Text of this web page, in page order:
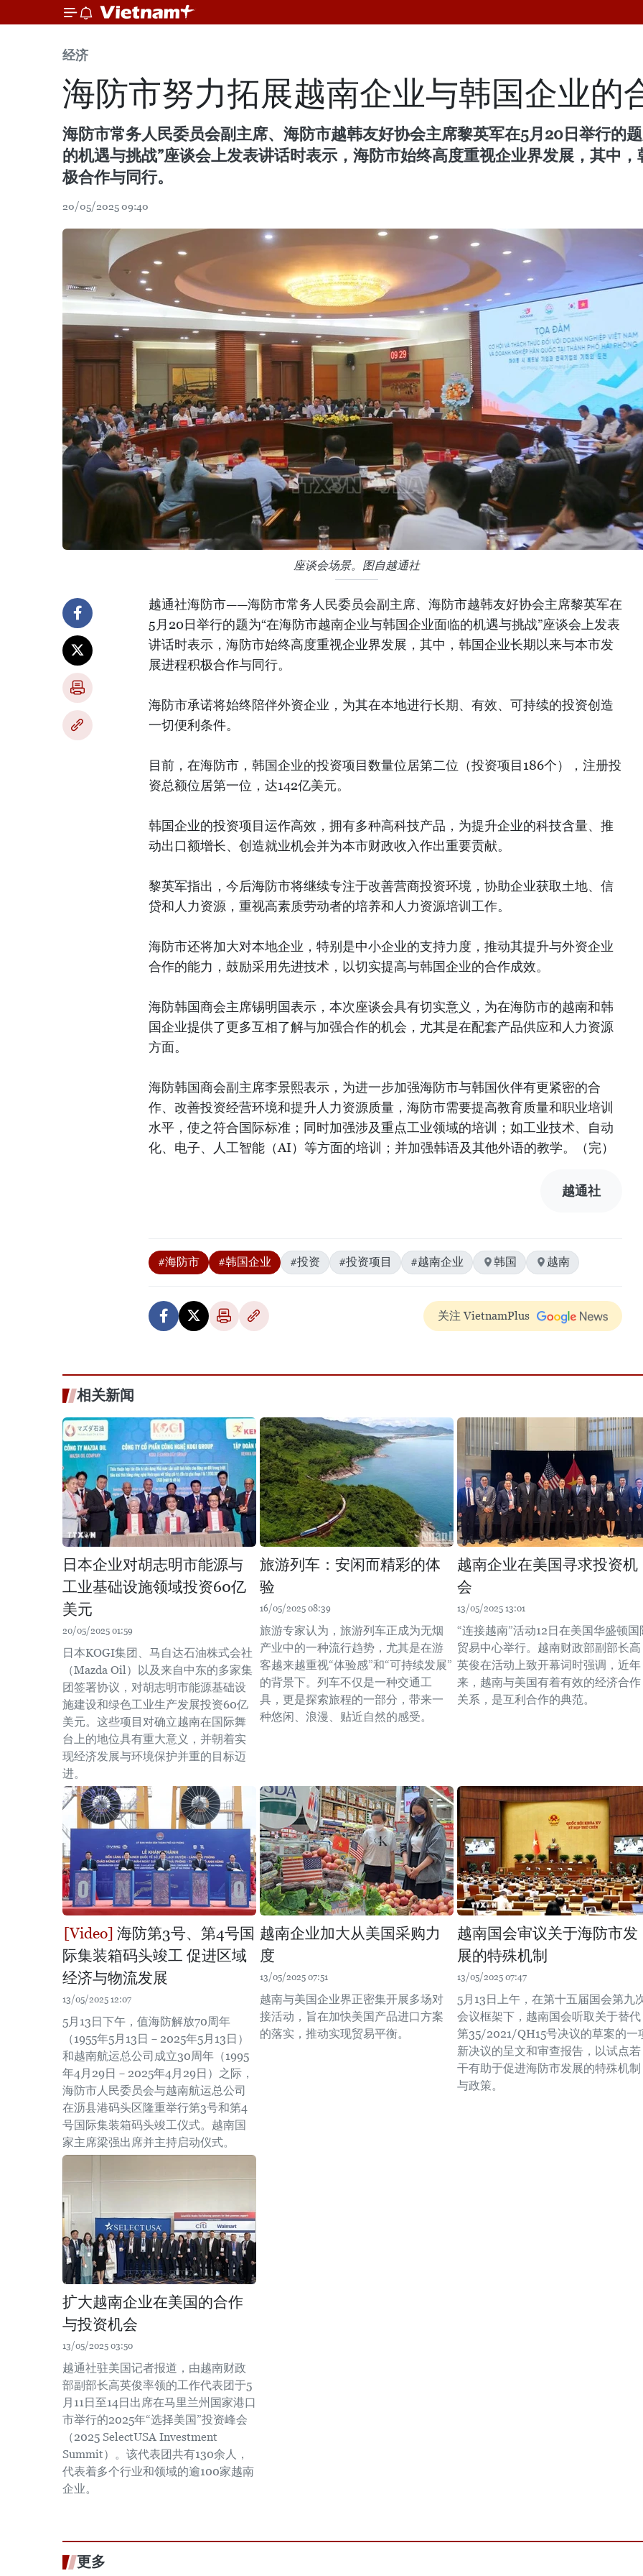
经济
海防市努力拓展越南企业与韩国企业的
海防市常务人民委员会副主席、海防市越韩友好协会主席黎英军在5月20日举行的
的机遇与挑战”座谈会上发表讲话时表示，海防市始终高度重视企业界发展，其中
极合作与同行。
20/05/2025 09:40
座谈会场景。图自越通社
越通社海防市——海防市常务人民委员会副主席、海防市越韩友好协会主席黎英军在
5月20日举行的题为“在海防市越南企业与韩国企业面临的机遇与挑战”座谈会上发表
讲话时表示，海防市始终高度重视企业界发展，其中，韩国企业长期以来与本市发
展进程积极合作与同行。
海防市承诺将始终陪伴外资企业，为其在本地进行长期、有效、可持续的投资创造
一切便利条件。
目前，在海防市，韩国企业的投资项目数量位居第二位（投资项目186个），注册投
资总额位居第一位，达142亿美元。
韩国企业的投资项目运作高效，拥有多种高科技产品，为提升企业的科技含量、推
动出口额增长、创造就业机会并为本市财政收入作出重要贡献。
黎英军指出，今后海防市将继续专注于改善营商投资环境，协助企业获取土地、信
贷和人力资源，重视高素质劳动者的培养和人力资源培训工作。
海防市还将加大对本地企业，特别是中小企业的支持力度，推动其提升与外资企业
合作的能力，鼓励采用先进技术，以切实提高与韩国企业的合作成效。
海防韩国商会主席锡明国表示，本次座谈会具有切实意义，为在海防市的越南和韩
国企业提供了更多互相了解与加强合作的机会，尤其是在配套产品供应和人力资源
方面。
海防韩国商会副主席李景熙表示，为进一步加强海防市与韩国伙伴有更紧密的合
作、改善投资经营环境和提升人力资源质量，海防市需要提高教育质量和职业培训
水平，使之符合国际标准；同时加强涉及重点工业领域的培训；如工业技术、自动
化、电子、人工智能（AI）等方面的培训；并加强韩语及其他外语的教学。（完）
越通社
#海防市 #韩国企业 #投资 #投资项目 #越南企业 韩国 越南
关注 VietnamPlus
相关新闻
日本企业对胡志明市能源与
工业基础设施领域投资60亿
美元
20/05/2025 01:59
日本KOGI集团、马自达石油株式会社
（Mazda Oil）以及来自中东的多家集
团签署协议，对胡志明市能源基础设
施建设和绿色工业生产发展投资60亿
美元。这些项目对确立越南在国际舞
台上的地位具有重大意义，并朝着实
现经济发展与环境保护并重的目标迈
进。
旅游列车：安闲而精彩的体
验
16/05/2025 08:39
旅游专家认为，旅游列车正成为无烟
产业中的一种流行趋势，尤其是在游
客越来越重视“体验感”和“可持续发展”
的背景下。列车不仅是一种交通工
具，更是探索旅程的一部分，带来一
种悠闲、浪漫、贴近自然的感受。
越南企业在美国寻求投资机
会
13/05/2025 13:01
“连接越南”活动12日在美国华盛顿国
贸易中心举行。越南财政部副部长高
英俊在活动上致开幕词时强调，近年
来，越南与美国有着有效的经济合作
关系，是互利合作的典范。
海防第3号、第4号国
际集装箱码头竣工 促进区域
经济与物流发展
13/05/2025 12:07
5月13日下午，值海防解放70周年
（1955年5月13日－2025年5月13日）
和越南航运总公司成立30周年（1995
年4月29日－2025年4月29日）之际，
海防市人民委员会与越南航运总公司
在沥县港码头区隆重举行第3号和第4
号国际集装箱码头竣工仪式。越南国
家主席梁强出席并主持启动仪式。
越南企业加大从美国采购力
度
13/05/2025 07:51
越南与美国企业界正密集开展多场对
接活动，旨在加快美国产品进口方案
的落实，推动实现贸易平衡。
越南国会审议关于海防市发
展的特殊机制
13/05/2025 07:47
5月13日上午，在第十五届国会第九
会议框架下，越南国会听取关于替代
第35/2021/QH15号决议的草案的一
新决议的呈文和审查报告，以试点若
干有助于促进海防市发展的特殊机制
与政策。
扩大越南企业在美国的合作
与投资机会
13/05/2025 03:50
越通社驻美国记者报道，由越南财政
部副部长高英俊率领的工作代表团于5
月11日至14日出席在马里兰州国家港口
市举行的2025年“选择美国”投资峰会
（2025 SelectUSA Investment
Summit）。该代表团共有130余人，
代表着多个行业和领域的逾100家越南
企业。
更多